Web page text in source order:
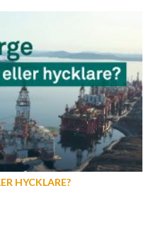
HYCKLARE?